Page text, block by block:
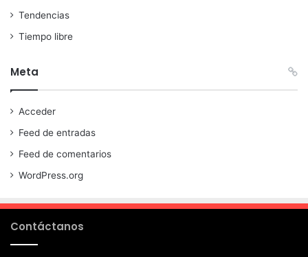
Tendencias
Tiempo libre
Meta
Acceder
Feed de entradas
Feed de comentarios
WordPress.org
Contáctanos